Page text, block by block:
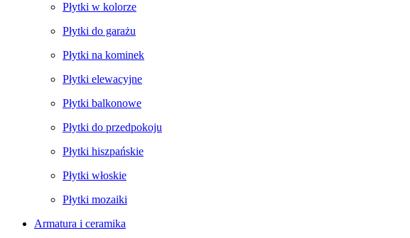
Płytki w kolorze
Płytki do garażu
Płytki na kominek
Płytki elewacyjne
Płytki balkonowe
Płytki do przedpokoju
Płytki hiszpańskie
Płytki włoskie
Płytki mozaiki
Armatura i ceramika